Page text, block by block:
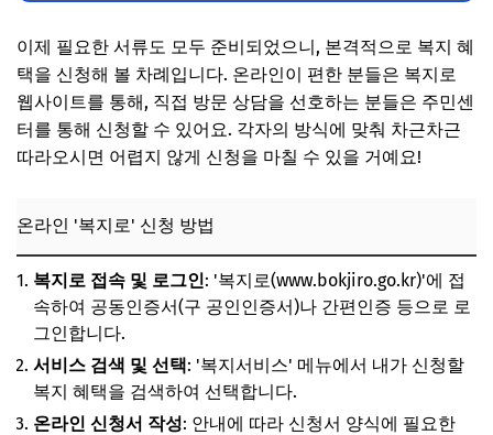
이제 필요한 서류도 모두 준비되었으니, 본격적으로 복지 혜
택을 신청해 볼 차례입니다. 온라인이 편한 분들은 복지로
웹사이트를 통해, 직접 방문 상담을 선호하는 분들은 주민센
터를 통해 신청할 수 있어요. 각자의 방식에 맞춰 차근차근
따라오시면 어렵지 않게 신청을 마칠 수 있을 거예요!
온라인 '복지로' 신청 방법
복지로 접속 및 로그인: '복지로(www.bokjiro.go.kr)'에 접
속하여 공동인증서(구 공인인증서)나 간편인증 등으로 로
그인합니다.
서비스 검색 및 선택: '복지서비스' 메뉴에서 내가 신청할
복지 혜택을 검색하여 선택합니다.
온라인 신청서 작성: 안내에 따라 신청서 양식에 필요한